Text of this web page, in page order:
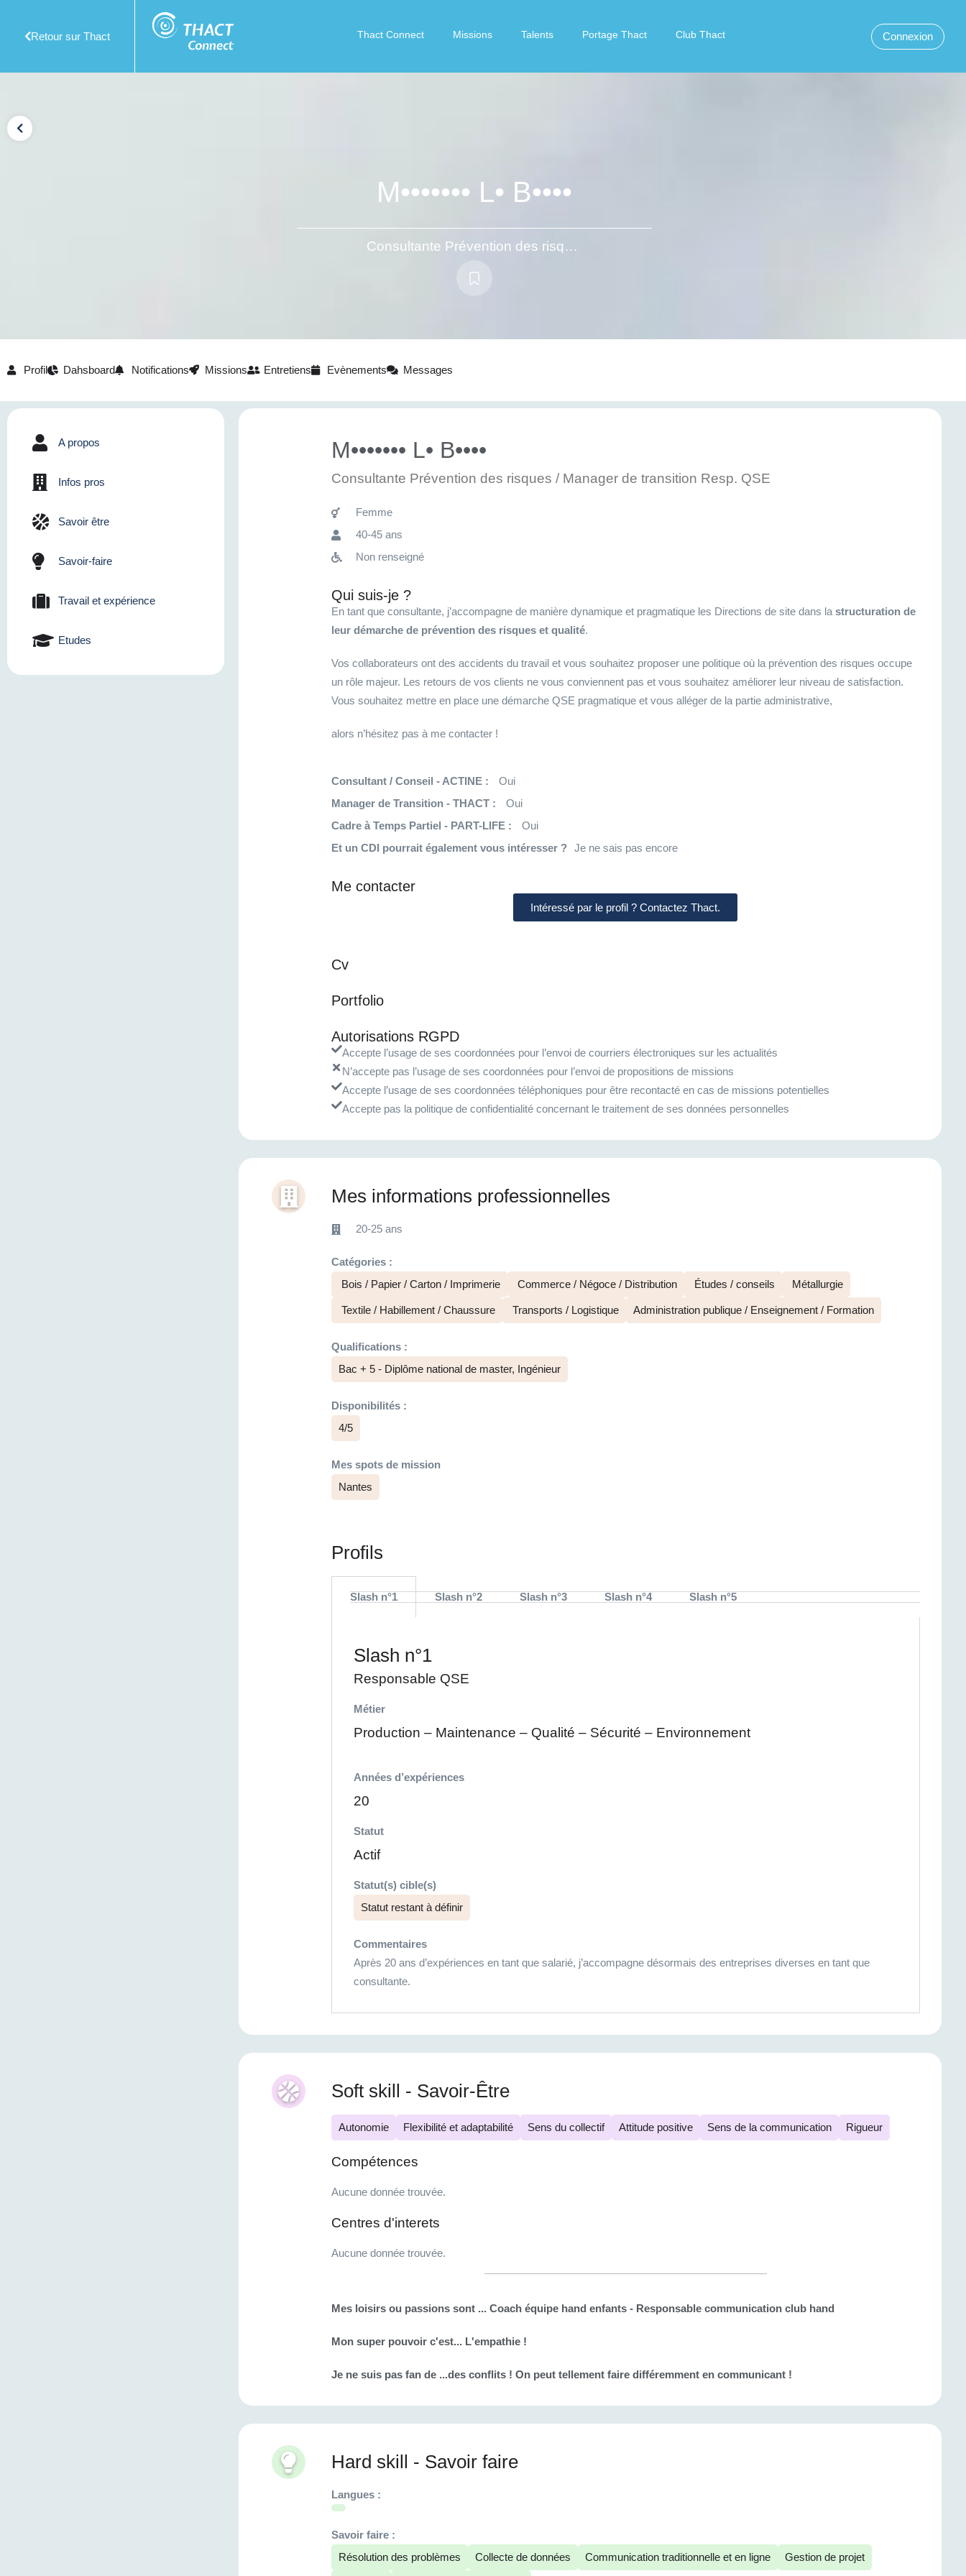
Retour sur Thact Thact Connect Missions Talents Portage Thact Club Thact Connexion
M••••••• L• B••••
Consultante Prévention des risques / Manager de transition Resp. QSE
Profil Dahsboard Notifications Missions Entretiens Evènements Messages
A propos
Infos pros
Savoir être
Savoir-faire
Travail et expérience
Etudes
M••••••• L• B••••
Consultante Prévention des risques / Manager de transition Resp. QSE
Femme
40-45 ans
Non renseigné
Qui suis-je ?
En tant que consultante, j’accompagne de manière dynamique et pragmatique les Directions de site dans la structuration de
leur démarche de prévention des risques et qualité.
Vos collaborateurs ont des accidents du travail et vous souhaitez proposer une politique où la prévention des risques occupe
un rôle majeur. Les retours de vos clients ne vous conviennent pas et vous souhaitez améliorer leur niveau de satisfaction.
Vous souhaitez mettre en place une démarche QSE pragmatique et vous alléger de la partie administrative,
alors n’hésitez pas à me contacter !
Consultant / Conseil - ACTINE :
Oui
Manager de Transition - THACT :
Oui
Cadre à Temps Partiel - PART-LIFE :
Oui
Et un CDI pourrait également vous intéresser ? Je ne sais pas encore
Me contacter
Intéressé par le profil ? Contactez Thact.
Cv
Portfolio
Autorisations RGPD
Accepte l’usage de ses coordonnées pour l’envoi de courriers électroniques sur les actualités
N’accepte pas l’usage de ses coordonnées pour l’envoi de propositions de missions
Accepte l’usage de ses coordonnées téléphoniques pour être recontacté en cas de missions potentielles
Accepte pas la politique de confidentialité concernant le traitement de ses données personnelles
Mes informations professionnelles
20-25 ans
Catégories :
Bois / Papier / Carton / Imprimerie
Commerce / Négoce / Distribution Études / conseils Métallurgie
Textile / Habillement / Chaussure Transports / Logistique Administration publique / Enseignement / Formation
Qualifications :
Bac + 5 - Diplôme national de master, Ingénieur
Disponibilités :
4/5
Mes spots de mission
Nantes
Profils
Slash n°1 Slash n°2 Slash n°3 Slash n°4 Slash n°5
Slash n°1
Responsable QSE
Métier
Production – Maintenance – Qualité – Sécurité – Environnement
Années d’expériences
20
Statut
Actif
Statut(s) cible(s)
Statut restant à définir
Commentaires
Après 20 ans d’expériences en tant que salarié, j’accompagne désormais des entreprises diverses en tant que
consultante.
Soft skill - Savoir-Être
Autonomie Flexibilité et adaptabilité Sens du collectif Attitude positive Sens de la communication Rigueur
Compétences
Aucune donnée trouvée.
Centres d'interets
Aucune donnée trouvée.
Mes loisirs ou passions sont ... Coach équipe hand enfants - Responsable communication club hand
Mon super pouvoir c'est... L'empathie !
Je ne suis pas fan de ...des conflits ! On peut tellement faire différemment en communicant !
Hard skill - Savoir faire
Langues :
Savoir faire :
Résolution des problèmes
Collecte de données Communication traditionnelle et en ligne Gestion de projet